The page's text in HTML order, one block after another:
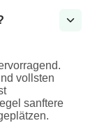
vollsten
sanftere